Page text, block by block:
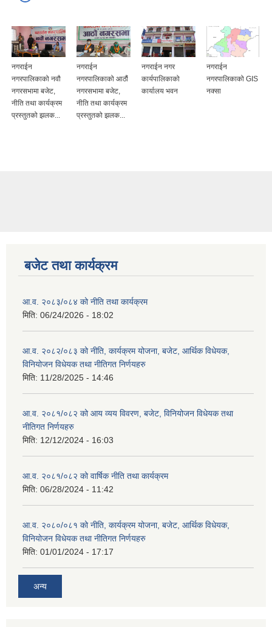
नगराईन
नगरपालिकाको नवौ
नगरसभामा बजेट,
नीति तथा कार्यक्रम
प्रस्तुतको झलक...
नगराईन
नगरपालिकाको आठौं
नगरसभामा बजेट,
नीति तथा कार्यक्रम
प्रस्तुतको झलक...
नगराईन नगर
कार्यपालिकाको
कार्यालय भवन
नगराईन
नगरपालिकाको GIS
नक्सा
बजेट तथा कार्यक्रम
आ.व. २०८३/०८४ को नीति तथा कार्यक्रम
मिति: 06/24/2026 - 18:02
आ.व. २०८२/०८३ को नीति, कार्यक्रम योजना, बजेट, आर्थिक विधेयक,
विनियोजन विधेयक तथा नीतिगत निर्णयहरु
मिति: 11/28/2025 - 14:46
आ.व. २०८१/०८२ को आय व्यय विवरण, बजेट, विनियोजन विधेयक तथा
नीतिगत निर्णयहरु
मिति: 12/12/2024 - 16:03
आ.व. २०८१/०८२ को वार्षिक नीति तथा कार्यक्रम
मिति: 06/28/2024 - 11:42
आ.व. २०८०/०८१ को नीति, कार्यक्रम योजना, बजेट, आर्थिक विधेयक,
विनियोजन विधेयक तथा नीतिगत निर्णयहरु
मिति: 01/01/2024 - 17:17
अन्य